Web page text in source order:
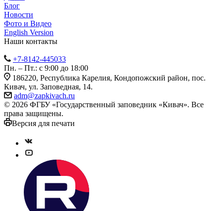
Блог
Новости
Фото и Видео
English Version
Наши контакты
+7-8142-445033
Пн. – Пт.: с 9:00 до 18:00
186220, Республика Карелия, Кондопожский район, пос.
Кивач, ул. Заповедная, 14.
adm@zapkivach.ru
© 2026 ФГБУ «Государственный заповедник «Кивач». Все
права защищены.
Версия для печати